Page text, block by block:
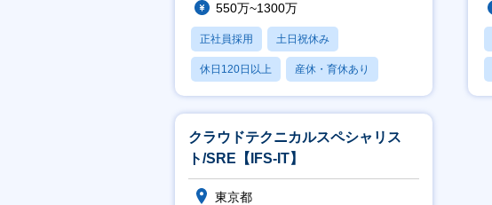
550万~1300万
正社員採用 土日祝休み
休日120日以上 産休・育休あり
賞与あり
クラウドテクニカルスペシャリス
ト/SRE【IFS-IT】
東京都